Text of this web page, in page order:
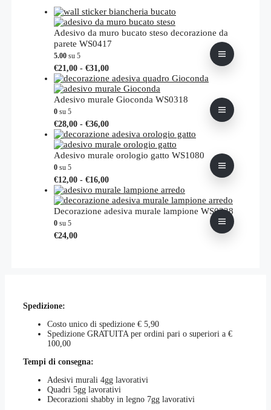
Adesivo da muro bucato steso decorazione da
parete WS0417
5.00 su 5
€21,00 - €31,00Fascia
di
prezzo:
da
€31,00
Questo
prodotto
ha
più
opzioni
possono
essere
scelte
pagina
del
prodotto
Adesivo murale Gioconda WS0318
0 su 5
€28,00 - €36,00Fascia
di
prezzo:
da
€36,00
Questo
prodotto
ha
più
opzioni
possono
essere
scelte
Adesivo murale orologio gatto WS1080
0 su 5
€12,00 - €16,00Fascia
di
prezzo:
da
Questo
prodotto
ha
più
Decorazione adesiva murale lampione WS0228
0 su 5
€24,00Questo
scelte
nella
del
prodotto
Spedizione:
Costo unico di spedizione € 5,90
Spedizione GRATUITA per ordini pari o superiori a €
100,00
Tempi di consegna:
Adesivi murali 4gg lavorativi
Quadri 5gg lavorativi
Decorazioni shabby in legno 7gg lavorativi